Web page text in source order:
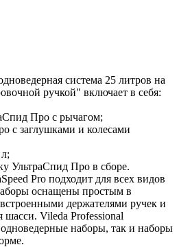
система 25 литров на
ручкой" включает в себя:
Про с рычагом;
с заглушками и колесами
УльтраСпид Про в сборе.
Pro подходит для всех видов
оснащены простым в
держателями ручек и
Vileda Professional
наборы, так и наборы